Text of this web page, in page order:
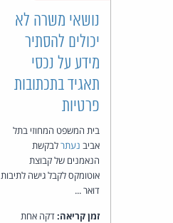
נושאי משרה לא
יכולים להסתיר
מידע על נכסי
תאגיד בתכתובות
פרטיות
בית המשפט המחוזי בתל
אביב נעתרלבקשת
הנאמנים של קבוצת
אוטומקס לקבל גישה לתיבות
דואר ...
זמן קריאה:דקה אחת